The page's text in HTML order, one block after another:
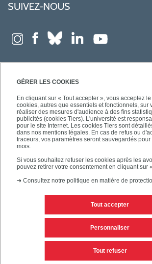
GÉRER LES COOKIES
En cliquant sur « Tout accepter », vous acceptez
cookies, autres que essentiels et fonctionnels, sur
réaliser des mesures d'audience à des fins
publicités (cookies Tiers). L'université est
pour le site Internet. Les cookies Tiers sont
dans nos mentions légales. En cas de refus ou
traceurs, vos paramètres seront sauvegardés
mois.
Si vous souhaitez refuser les cookies après les
pouvez retirer votre consentement en cliquant sur
➜ Consultez notre politique en matière de
Tout accepter
Tout refuser
Personnaliser
SUIVEZ-NOUS
Mentions légales
Personnaliser les cookies Plan